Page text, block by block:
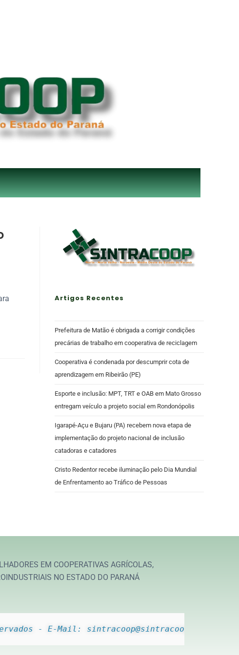
Artigos Recentes
Prefeitura de Matão é obrigada a corrigir condições
precárias de trabalho em cooperativa de reciclagem
Cooperativa é condenada por descumprir cota de
aprendizagem em Ribeirão (PE)
Esporte e inclusão: MPT, TRT e OAB em Mato Grosso
entregam veículo a projeto social em Rondonópolis
Igarapé-Açu e Bujaru (PA) recebem nova etapa de
implementação do projeto nacional de inclusão
catadoras e catadores
Cristo Redentor recebe iluminação pelo Dia Mundial
de Enfrentamento ao Tráfico de Pessoas
EM COOPERATIVAS AGRÍCOLAS,
NO ESTADO DO PARANÁ
- E-Mail: sintracoop@sintracoop.com.br